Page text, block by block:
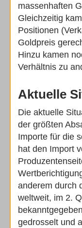
massenhaften
Gleichzeitig
Positionen
Goldpreis
Hinzu kamen
Verhältnis zu
Aktuelle
Die aktuelle
der größten
Importe für die
hat den Import
anderem durch
weltweit, im 2.
gedrosselt und